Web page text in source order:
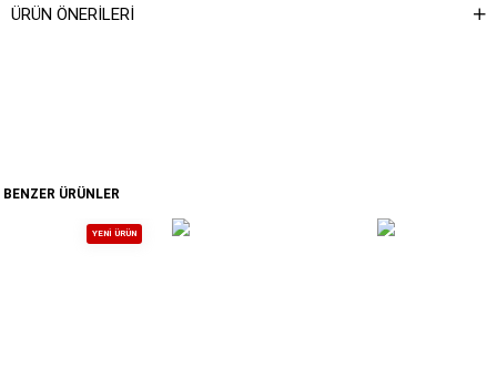
ÜRÜN ÖNERILERI
BENZER ÜRÜNLER
YENI ÜRÜN